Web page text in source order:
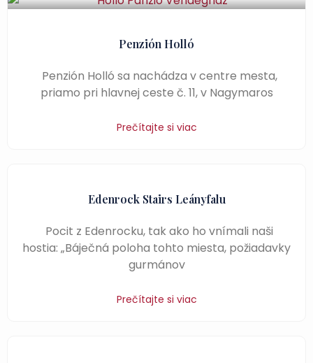
Penzión Holló
Penzión Holló sa nachádza v centre mesta,
priamo pri hlavnej ceste č. 11, v Nagymaros
Prečítajte si viac
Edenrock Stairs Leányfalu
Pocit z Edenrocku, tak ako ho vnímali naši
hostia: „Báječná poloha tohto miesta, požiadavky
gurmánov
Prečítajte si viac